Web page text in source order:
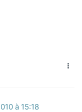
à 15:18